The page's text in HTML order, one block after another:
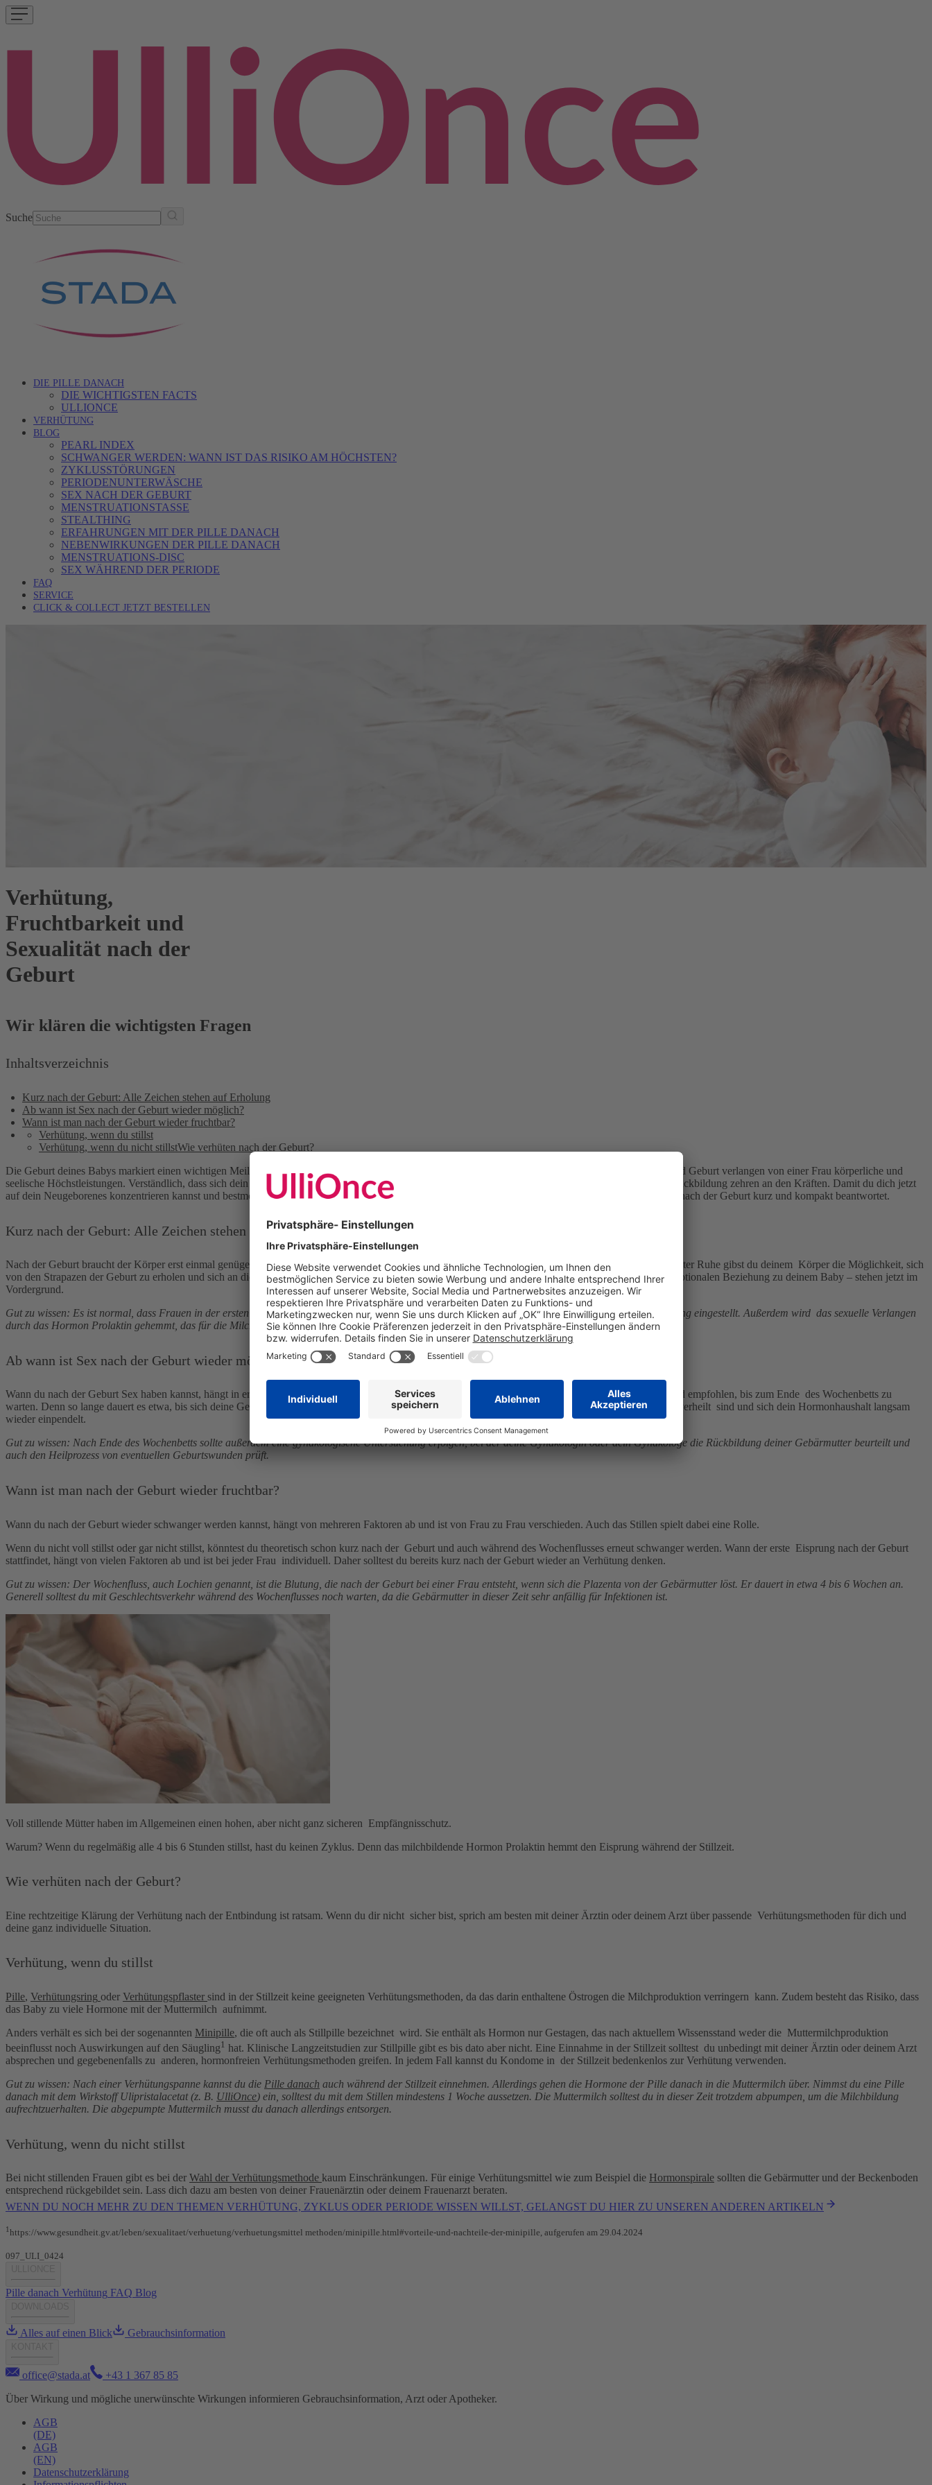
Suche
DIE PILLE DANACH
DIE WICHTIGSTEN FACTS
ULLIONCE
VERHÜTUNG
BLOG
PEARL INDEX
SCHWANGER WERDEN: WANN IST DAS RISIKO AM HÖCHSTEN?
ZYKLUSSTÖRUNGEN
PERIODENUNTERWÄSCHE
SEX NACH DER GEBURT
MENSTRUATIONSTASSE
STEALTHING
ERFAHRUNGEN MIT DER PILLE DANACH
NEBENWIRKUNGEN DER PILLE DANACH
MENSTRUATIONS-DISC
SEX WÄHREND DER PERIODE
FAQ
SERVICE
CLICK & COLLECT JETZT BESTELLEN
Verhütung,
Fruchtbarkeit und
Sexualität nach der
Geburt
Wir klären die wichtigsten Fragen
Inhaltsverzeichnis
Kurz nach der Geburt: Alle Zeichen stehen auf Erholung
Ab wann ist Sex nach der Geburt wieder möglich?
Wann ist man nach der Geburt wieder fruchtbar?
Verhütung, wenn du stillst
Verhütung, wenn du nicht stillstWie verhüten nach der Geburt?
Die Geburt deines Babys markiert einen wichtigen Meilenstein. Du und dein Körper haben eine bemerkenswerte Leistung vollbracht. Schwangerschaft und Geburt verlangen von einer Frau körperliche und
seelische Höchstleistungen. Verständlich, dass sich dein Körper nun in einem Ausnahmezustand befindet, die hormonelle Umstellung und die physische Rückbildung zehren an den Kräften. Damit du dich jetzt
auf dein Neugeborenes konzentrieren kannst und bestmöglich auf die kommende Zeit vorbereitet bist, haben wir für dich hier wichtige Fragen für die Zeit nach der Geburt kurz und kompakt beantwortet.
Kurz nach der Geburt: Alle Zeichen stehen auf Erholung
Nach der Geburt braucht der Körper erst einmal genügend Zeit, um zu heilen. Man nennt diese Zeit auch das Wochenbett. In diesen 6 bis 8 Wochen gezielter Ruhe gibst du deinem Körper die Möglichkeit, sich
von den Strapazen der Geburt zu erholen und sich an die neuen Gegebenheiten anzupassen. Ruhe, Genesung und das Bonding – also der Aufbau der emotionalen Beziehung zu deinem Baby – stehen jetzt im
Vordergrund.
Gut zu wissen: Es ist normal, dass Frauen in der ersten Zeit nach der Geburt keine Lust auf Sex haben. Der Körper ist noch nicht wieder auf Fortpflanzung eingestellt. Außerdem wird das sexuelle Verlangen
durch das Hormon Prolaktin gehemmt, das für die Milchbildung verantwortlich ist.
Ab wann ist Sex nach der Geburt wieder möglich?
Wann du nach der Geburt Sex haben kannst, hängt in erster Linie davon ab, wann du dich wieder bereit fühlst und Lust auf Sex hast. Im Allgemeinen wird empfohlen, bis zum Ende des Wochenbetts zu
warten. Denn so lange dauert es etwa, bis sich deine Geschlechtsorgane von der Geburt erholt und zurückgebildet haben, eventuelle Geburtsverletzungen verheilt sind und sich dein Hormonhaushalt langsam
wieder einpendelt.
Gut zu wissen: Nach Ende des Wochenbetts sollte außerdem eine gynäkologische Untersuchung erfolgen, bei der deine Gynäkologin oder dein Gynäkologe die Rückbildung deiner Gebärmutter beurteilt und
auch den Heilprozess von eventuellen Geburtswunden prüft.
Wann ist man nach der Geburt wieder fruchtbar?
Wann du nach der Geburt wieder schwanger werden kannst, hängt von mehreren Faktoren ab und ist von Frau zu Frau verschieden. Auch das Stillen spielt dabei eine Rolle.
Wenn du nicht voll stillst oder gar nicht stillst, könntest du theoretisch schon kurz nach der Geburt und auch während des Wochenflusses erneut schwanger werden. Wann der erste Eisprung nach der Geburt
stattfindet, hängt von vielen Faktoren ab und ist bei jeder Frau individuell. Daher solltest du bereits kurz nach der Geburt wieder an Verhütung denken.
Gut zu wissen: Der Wochenfluss, auch Lochien genannt, ist die Blutung, die nach der Geburt bei einer Frau entsteht, wenn sich die Plazenta von der Gebärmutter löst. Er dauert in etwa 4 bis 6 Wochen an.
Generell solltest du mit Geschlechtsverkehr während des Wochenflusses noch warten, da die Gebärmutter in dieser Zeit sehr anfällig für Infektionen ist.
Voll stillende Mütter haben im Allgemeinen einen hohen, aber nicht ganz sicheren Empfängnisschutz.
Warum? Wenn du regelmäßig alle 4 bis 6 Stunden stillst, hast du keinen Zyklus. Denn das milchbildende Hormon Prolaktin hemmt den Eisprung während der Stillzeit.
Wie verhüten nach der Geburt?
Eine rechtzeitige Klärung der Verhütung nach der Entbindung ist ratsam. Wenn du dir nicht sicher bist, sprich am besten mit deiner Ärztin oder deinem Arzt über passende Verhütungsmethoden für dich und
deine ganz individuelle Situation.
Verhütung, wenn du stillst
Pille, Verhütungsring oder Verhütungspflaster sind in der Stillzeit keine geeigneten Verhütungsmethoden, da das darin enthaltene Östrogen die Milchproduktion verringern kann. Zudem besteht das Risiko, dass
das Baby zu viele Hormone mit der Muttermilch aufnimmt.
Anders verhält es sich bei der sogenannten Minipille, die oft auch als Stillpille bezeichnet wird. Sie enthält als Hormon nur Gestagen, das nach aktuellem Wissensstand weder die Muttermilchproduktion
beeinflusst noch Auswirkungen auf den Säugling1 hat. Klinische Langzeitstudien zur Stillpille gibt es bis dato aber nicht. Eine Einnahme in der Stillzeit solltest du unbedingt mit deiner Ärztin oder deinem Arzt
absprechen und gegebenenfalls zu anderen, hormonfreien Verhütungsmethoden greifen. In jedem Fall kannst du Kondome in der Stillzeit bedenkenlos zur Verhütung verwenden.
Gut zu wissen: Nach einer Verhütungspanne kannst du die Pille danach auch während der Stillzeit einnehmen. Allerdings gehen die Hormone der Pille danach in die Muttermilch über. Nimmst du eine Pille
danach mit dem Wirkstoff Ulipristalacetat (z. B. UlliOnce) ein, solltest du mit dem Stillen mindestens 1 Woche aussetzen. Die Muttermilch solltest du in dieser Zeit trotzdem abpumpen, um die Milchbildung
aufrechtzuerhalten. Die abgepumpte Muttermilch musst du danach allerdings entsorgen.
Verhütung, wenn du nicht stillst
Bei nicht stillenden Frauen gibt es bei der Wahl der Verhütungsmethode kaum Einschränkungen. Für einige Verhütungsmittel wie zum Beispiel die Hormonspirale sollten die Gebärmutter und der Beckenboden
entsprechend rückgebildet sein. Lass dich dazu am besten von deiner Frauenärztin oder deinem Frauenarzt beraten.
WENN DU NOCH MEHR ZU DEN THEMEN VERHÜTUNG, ZYKLUS ODER PERIODE WISSEN WILLST, GELANGST DU HIER ZU UNSEREN ANDEREN ARTIKELN
1https://www.gesundheit.gv.at/leben/sexualitaet/verhuetung/verhuetungsmittel methoden/minipille.html#vorteile-und-nachteile-der-minipille, aufgerufen am 29.04.2024
097_ULI_0424
Pille danach Verhütung FAQ Blog
Alles auf einen Blick Gebrauchsinformation
office@stada.at
+43 1 367 85 85
Über Wirkung und mögliche unerwünschte Wirkungen informieren Gebrauchsinformation, Arzt oder Apotheker.
AGB
(DE)
AGB
(EN)
Datenschutzerklärung